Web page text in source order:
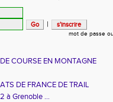
|
mot de passe
COURSE EN MONTAGNE
DE FRANCE DE TRAIL
à Grenoble ...